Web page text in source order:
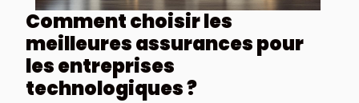
Comment choisir les
meilleures assurances pour
les entreprises
technologiques ?